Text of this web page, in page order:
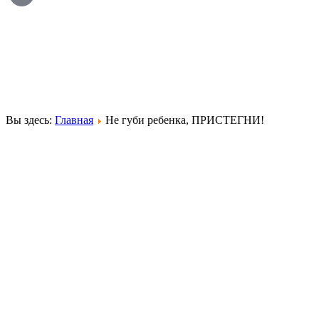
Вы здесь: Главная Не губи ребенка, ПРИСТЕГНИ!